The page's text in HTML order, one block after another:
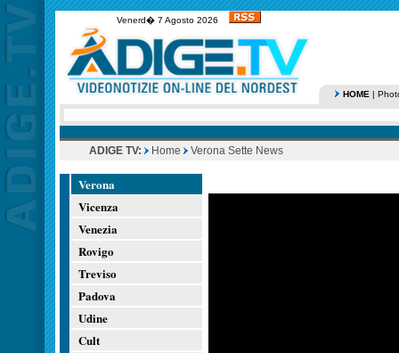
Venerd� 7 Agosto 2026
HOME |
ADIGE TV: Home Verona Sette News
Verona
Vicenza
Venezia
Rovigo
Treviso
Padova
Udine
Cult